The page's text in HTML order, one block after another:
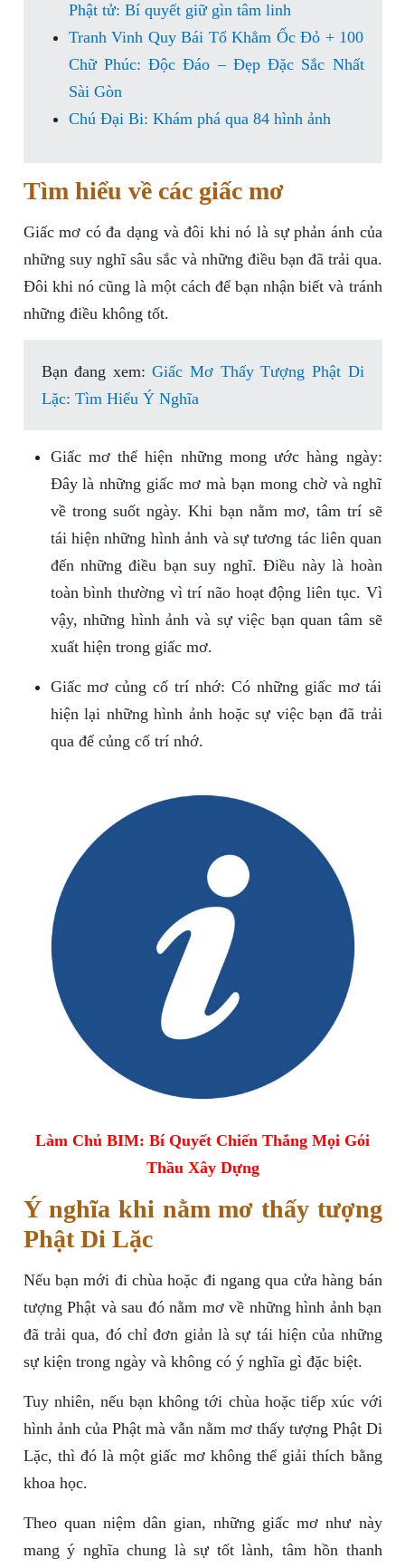
Phật tử: Bí quyết giữ gìn tâm linh
Tranh Vinh Quy Bái Tổ Khẳm Ốc Đỏ + 100
Chữ Phúc: Độc Đáo – Đẹp Đặc Sắc Nhất
Sài Gòn
Chú Đại Bi: Khám phá qua 84 hình ảnh
Tìm hiểu về các giấc mơ
Giấc mơ có đa dạng và đôi khi nó là sự phản ánh của
những suy nghĩ sâu sắc và những điều bạn đã trải qua.
Đôi khi nó cũng là một cách để bạn nhận biết và tránh
những điều không tốt.
Bạn đang xem:Giấc Mơ Thấy Tượng Phật Di
Lặc: Tìm Hiểu Ý Nghĩa
Giấc mơ thể hiện những mong ước hàng ngày:
Đây là những giấc mơ mà bạn mong chờ và nghĩ
về trong suốt ngày. Khi bạn nằm mơ, tâm trí sẽ
tái hiện những hình ảnh và sự tương tác liên quan
đến những điều bạn suy nghĩ. Điều này là hoàn
toàn bình thường vì trí não hoạt động liên tục. Vì
vậy, những hình ảnh và sự việc bạn quan tâm sẽ
xuất hiện trong giấc mơ.
Giấc mơ củng cố trí nhớ: Có những giấc mơ tái
hiện lại những hình ảnh hoặc sự việc bạn đã trải
qua để củng cố trí nhớ.
Làm Chủ BIM: Bí Quyết Chiến Thắng Mọi Gói
Thầu Xây Dựng
Ý nghĩa khi nằm mơ thấy tượng
Phật Di Lặc
Nếu bạn mới đi chùa hoặc đi ngang qua cửa hàng bán
tượng Phật và sau đó nằm mơ về những hình ảnh bạn
đã trải qua, đó chỉ đơn giản là sự tái hiện của những
sự kiện trong ngày và không có ý nghĩa gì đặc biệt.
Tuy nhiên, nếu bạn không tới chùa hoặc tiếp xúc với
hình ảnh của Phật mà vẫn nằm mơ thấy tượng Phật Di
Lặc, thì đó là một giấc mơ không thể giải thích bằng
khoa học.
Theo quan niệm dân gian, những giấc mơ như này
mang ý nghĩa chung là sự tốt lành, tâm hồn thanh